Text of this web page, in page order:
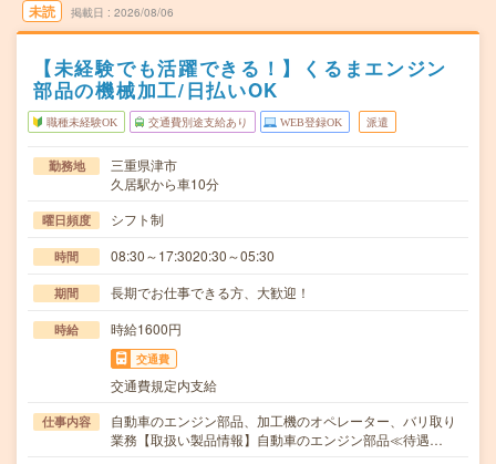
未読 掲載日 2026/08/06
【未経験でも活躍できる！】くるまエンジン
部品の機械加工/日払いOK
職種未経験OK 交通費別途支給あり WEB登録OK 派遣
勤務地
三重県津市
久居駅から車10分
曜日頻度 シフト制
時間 08:30～17:3020:30～05:30
期間 長期でお仕事できる方、大歓迎！
時給 時給1600円
交通費
交通費規定内支給
仕事内容
自動車のエンジン部品、加工機のオペレーター、バリ取り
業務【取扱い製品情報】自動車のエンジン部品≪待遇…